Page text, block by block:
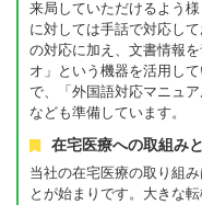
来局していただけるよう
に対しては手話で対応し
の対応に加え、文書情報
オ」という機器を活用し
で、「外国語対応マニュ
なども準備しています。
在宅医療への取組み
当社の在宅医療の取り組
とが始まりです。大きな